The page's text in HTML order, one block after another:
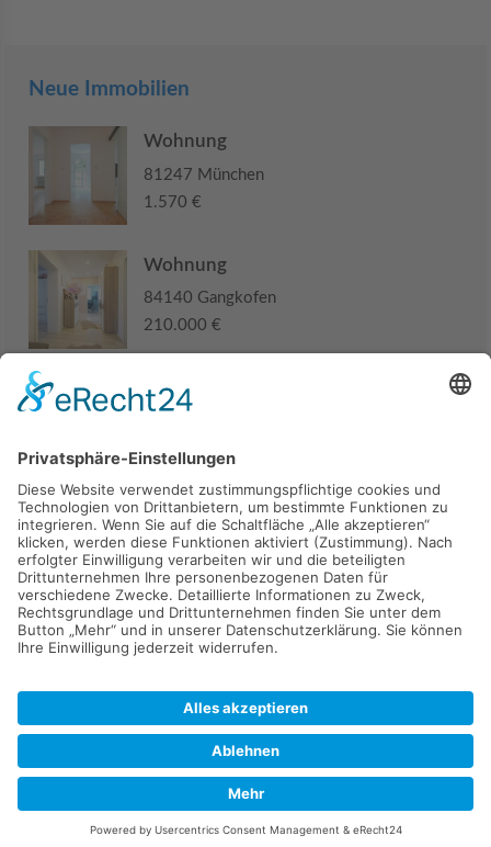
Neue Immobilien
Wohnung
81247 München
1.570 €
Wohnung
84140 Gangkofen
210.000 €
Haus
285.000 €
Kaufen Verkaufen Mieten Vermieten
Kontakt Impressum